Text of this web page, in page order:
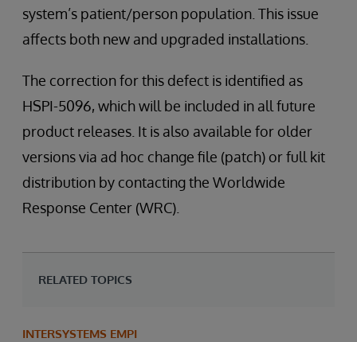
system’s patient/person population. This issue
affects both new and upgraded installations.
The correction for this defect is identified as
HSPI-5096, which will be included in all future
product releases. It is also available for older
versions via ad hoc change file (patch) or full kit
distribution by contacting the Worldwide
Response Center (WRC).
RELATED TOPICS
INTERSYSTEMS EMPI